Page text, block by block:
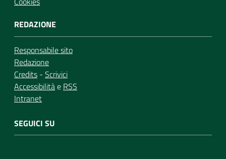
REDAZIONE
Responsabile sito
Redazione
Credits - Scrivici
Accessibilitàe RSS
Intranet
SEGUICI SU